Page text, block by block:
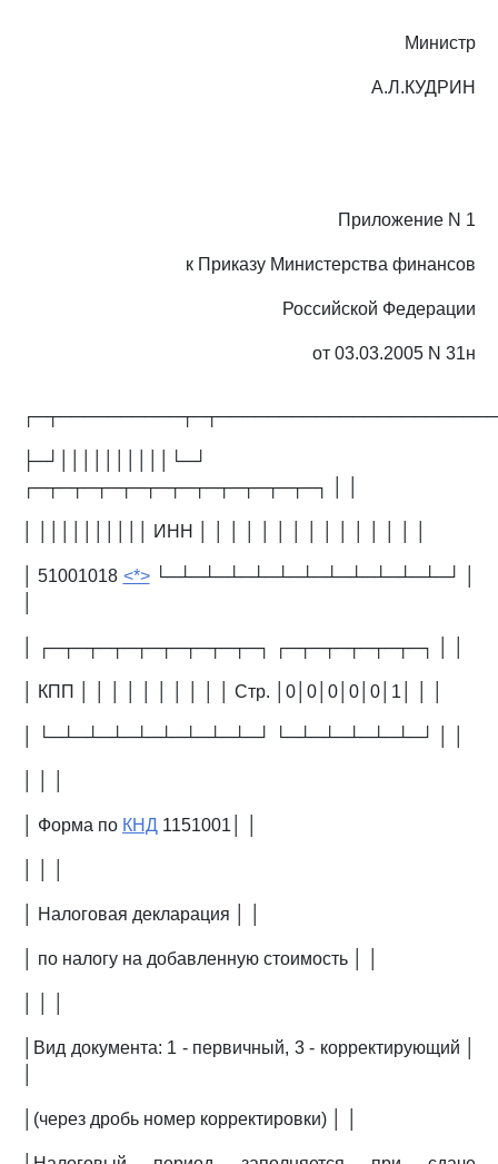
Министр
А.Л.КУДРИН
Приложение N 1
к Приказу Министерства финансов
Российской Федерации
от 03.03.2005 N 31н
├─┘││││││││││└─┘
┌─┬─┬─┬─┬─┬─┬─┬─┬─┬─┬─┬─┐ │ │
│ ││││││││││ ИНН │ │ │ │ │ │ │ │ │ │ │ │ │ │ │
│ 51001018 <*>└─┴─┴─┴─┴─┴─┴─┴─┴─┴─┴─┴─┘ │
│ ┌─┬─┬─┬─┬─┬─┬─┬─┬─┐ ┌─┬─┬─┬─┬─┬─┐ │ │
│ КПП │ │ │ │ │ │ │ │ │ │ Стр. │0│0│0│0│0│1│ │ │
│ └─┴─┴─┴─┴─┴─┴─┴─┴─┘ └─┴─┴─┴─┴─┴─┘ │ │
│ Форма по КНД 1151001│ │
│ Налоговая декларация │ │
│ по налогу на добавленную стоимость │ │
│Вид документа: 1 - первичный, 3 - корректирующий │
│(через дробь номер корректировки) │ │